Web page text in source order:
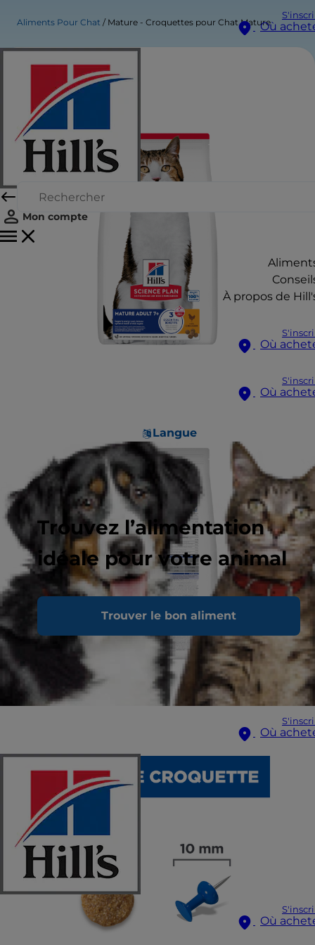
Où
Mon compte
À propos de
Où
Où
Langue
Trouvez l’alimentation
idéale pour votre animal
Trouver le bon aliment
Où
Où
Aliments Pour Chat Mature - Croquettes pour Chat Mature